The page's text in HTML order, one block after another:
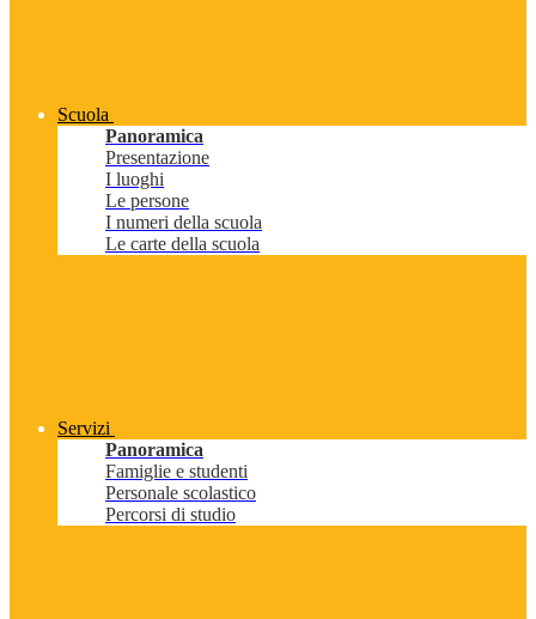
Scuola
Panoramica
Presentazione
I luoghi
Le persone
I numeri della scuola
Le carte della scuola
Servizi
Panoramica
Famiglie e studenti
Personale scolastico
Percorsi di studio